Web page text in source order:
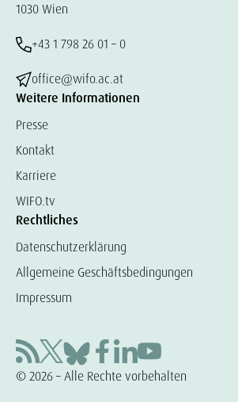
1030 Wien
+43 1 798 26 01 – 0
office@wifo.ac.at
Weitere Informationen
Presse
Kontakt
Karriere
WIFO.tv
Rechtliches
Datenschutzerklärung
Allgemeine Geschäftsbedingungen
Impressum
© 2026 – Alle Rechte vorbehalten